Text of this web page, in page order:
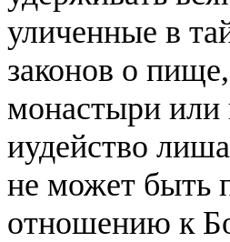
уличенные в
законов о
монастыри или
иудейство
не может быть
отношению к